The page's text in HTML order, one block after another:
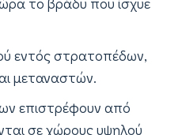
εντός στρατοπέδων,
μεταναστών.
επιστρέφουν από
σε χώρους υψηλού